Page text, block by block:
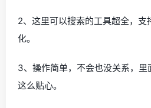
2、这里可以搜索的工具超全，支
化。
3、操作简单，不会也没关系，
这么贴心。